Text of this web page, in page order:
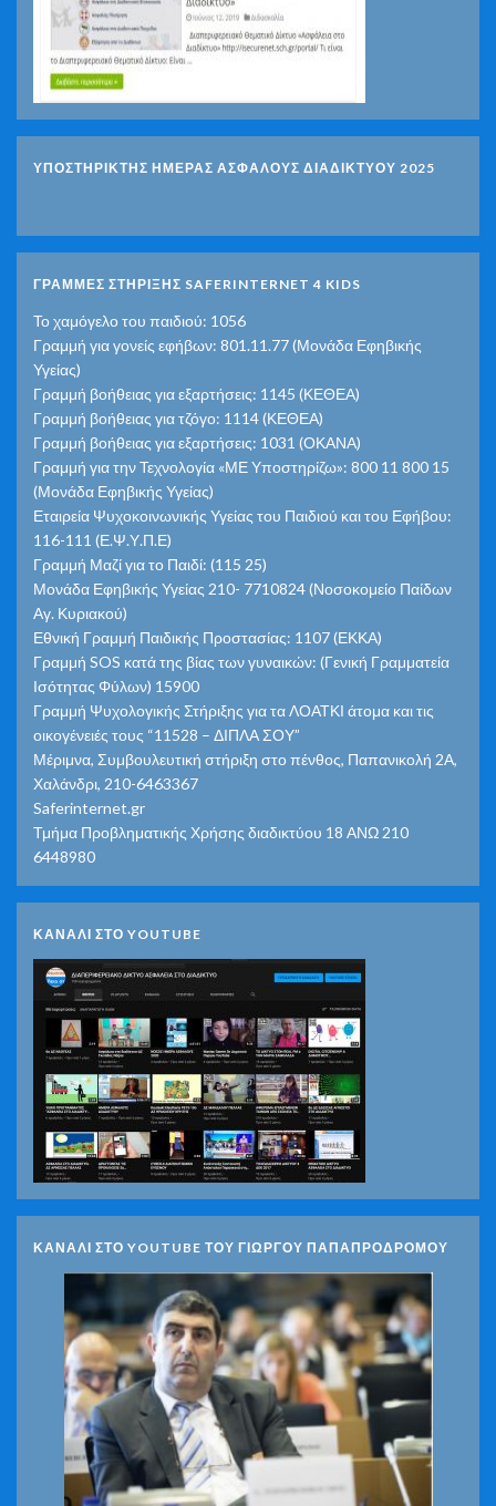
ΥΠΟΣΤΗΡΙΚΤΗΣ ΗΜΕΡΑΣ ΑΣΦΑΛΟΥΣ ΔΙΑΔΙΚΤΥΟΥ 2025
ΓΡΑΜΜΕΣ ΣΤΗΡΙΞΗΣ SAFERINTERNET 4 KIDS
Το χαμόγελο του παιδιού: 1056
Γραμμή για γονείς εφήβων: 801.11.77 (Μονάδα Εφηβικής
Υγείας)
Γραμμή βοήθειας για εξαρτήσεις: 1145 (ΚΕΘΕΑ)
Γραμμή βοήθειας για τζόγο: 1114 (ΚΕΘΕΑ)
Γραμμή βοήθειας για εξαρτήσεις: 1031 (ΟΚΑΝΑ)
Γραμμή για την Τεχνολογία «ΜΕ Υποστηρίζω»: 800 11 800 15
(Μονάδα Εφηβικής Υγείας)
Εταιρεία Ψυχοκοινωνικής Υγείας του Παιδιού και του Εφήβου:
116-111 (Ε.Ψ.Υ.Π.Ε)
Γραμμή Μαζί για το Παιδί: (115 25)
Μονάδα Εφηβικής Υγείας 210- 7710824 (Νοσοκομείο Παίδων
Αγ. Κυριακού)
Εθνική Γραμμή Παιδικής Προστασίας: 1107 (ΕΚΚΑ)
Γραμμή SOS κατά της βίας των γυναικών: (Γενική Γραμματεία
Ισότητας Φύλων) 15900
Γραμμή Ψυχολογικής Στήριξης για τα ΛΟΑΤΚΙ άτομα και τις
οικογένειές τους “11528 – ΔΙΠΛΑ ΣΟΥ”
Μέριμνα, Συμβουλευτική στήριξη στο πένθος, Παπανικολή 2Α,
Χαλάνδρι, 210-6463367
Saferinternet.gr
Τμήμα Προβληματικής Χρήσης διαδικτύου 18 ΑΝΩ 210
6448980
ΚΑΝΑΛΙ ΣΤΟ YOUTUBE
ΚΑΝΑΛΙ ΣΤΟ YOUTUBE ΤΟΥ ΓΙΩΡΓΟΥ ΠΑΠΑΠΡΟΔΡΟΜΟΥ